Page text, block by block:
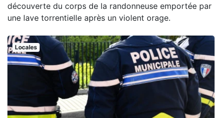
découverte du corps de la randonneuse emportée par
une lave torrentielle après un violent orage.
Locales